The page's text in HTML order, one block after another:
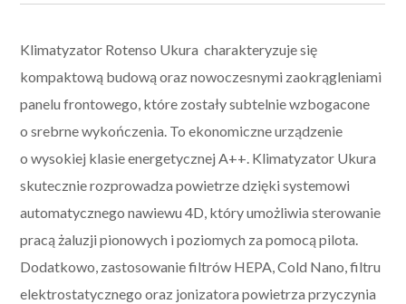
Klimatyzator Rotenso Ukura charakteryzuje się
kompaktową budową oraz nowoczesnymi zaokrągleniami
panelu frontowego, które zostały subtelnie wzbogacone
o srebrne wykończenia. To ekonomiczne urządzenie
o wysokiej klasie energetycznej A++. Klimatyzator Ukura
skutecznie rozprowadza powietrze dzięki systemowi
automatycznego nawiewu 4D, który umożliwia sterowanie
pracą żaluzji pionowych i poziomych za pomocą pilota.
Dodatkowo, zastosowanie filtrów HEPA, Cold Nano, filtru
elektrostatycznego oraz jonizatora powietrza przyczynia